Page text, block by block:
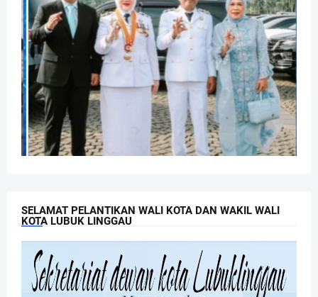
SELAMAT PELANTIKAN WALI KOTA DAN WAKIL WALI
KOTA LUBUK LINGGAU